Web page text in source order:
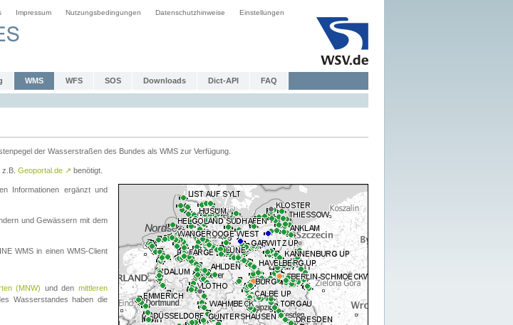
Impressum Nutzungsbedingungen Datenschutzhinweise Einstellungen
WMS WFS SOS Downloads Dict-API FAQ
der Wasserstraßen des Bundes als WMS zur Verfügung.
Geoportal.de ↗ benötigt.
Informationen ergänzt und
und Gewässern mit dem
WMS in einen WMS-Client
(MNW) und denmittleren
Wasserstandes haben die